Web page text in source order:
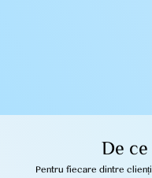
De
Pentru fiecare dintre